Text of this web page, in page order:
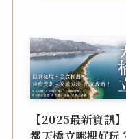
【2025最新資訊
都天橋立哪裡好玩